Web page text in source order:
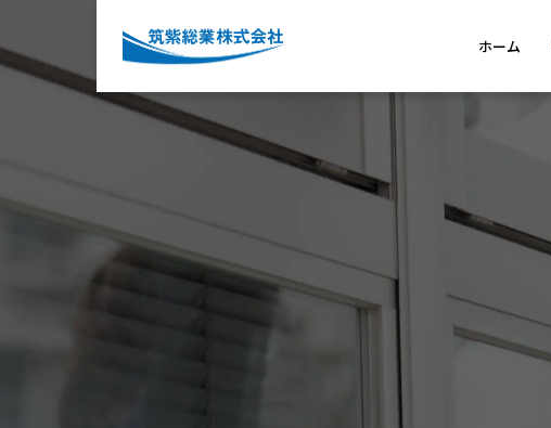
ホーム